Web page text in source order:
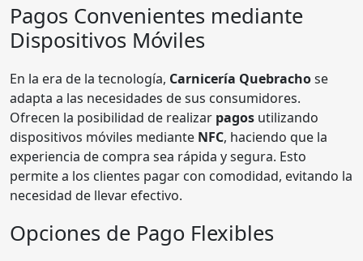
Pagos Convenientes mediante
Dispositivos Móviles
En la era de la tecnología, Carnicería Quebrachose
adapta a las necesidades de sus consumidores.
Ofrecen la posibilidad de realizar pagos utilizando
dispositivos móviles mediante NFC, haciendo que la
experiencia de compra sea rápida y segura. Esto
permite a los clientes pagar con comodidad, evitando la
necesidad de llevar efectivo.
Opciones de Pago Flexibles